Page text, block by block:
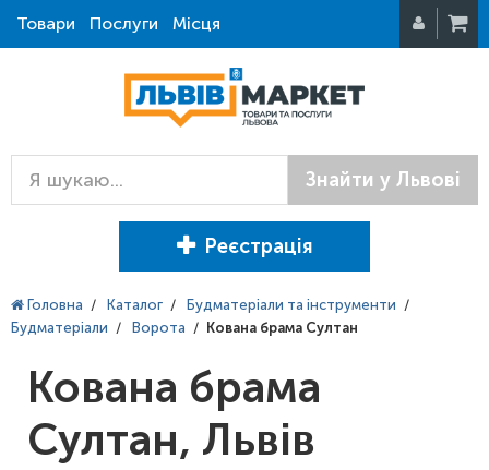
Товари Послуги Місця
Знайти у Львові
Реєстрація
Головна / Каталог / Будматеріали та інструменти /
Будматеріали / Ворота / Кована брама Султан
Кована брама
Султан, Львів